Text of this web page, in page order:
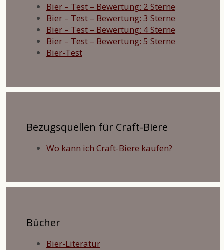
Bier – Test – Bewertung: 2 Sterne
Bier – Test – Bewertung: 3 Sterne
Bier – Test – Bewertung: 4 Sterne
Bier – Test – Bewertung: 5 Sterne
Bier-Test
Bezugsquellen für Craft-Biere
Wo kann ich Craft-Biere kaufen?
Bücher
Bier-Literatur